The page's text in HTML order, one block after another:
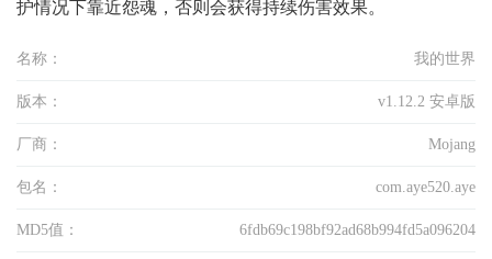
护情况下靠近怨魂，否则会获得持续伤害效果。
名称： 我的世界
版本： v1.12.2 安卓版
厂商： Mojang
包名： com.aye520.aye
MD5值： 6fdb69c198bf92ad68b994fd5a096204